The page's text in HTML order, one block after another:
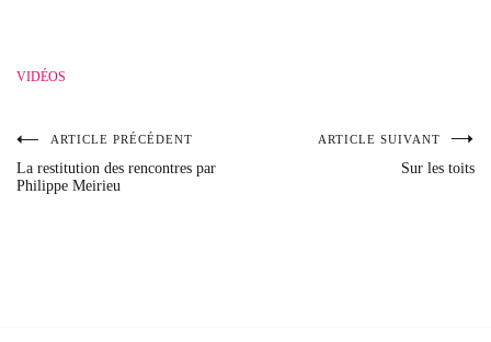
VIDÉOS
Navigation
ARTICLE PRÉCÉDENT
La restitution des rencontres par
Philippe Meirieu
ARTICLE SUIVANT
Sur les toits